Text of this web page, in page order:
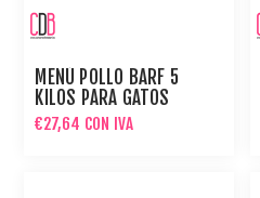
MENÚ POLLO BARF 5
KILOS PARA GATOS
€27,64 CON IVA